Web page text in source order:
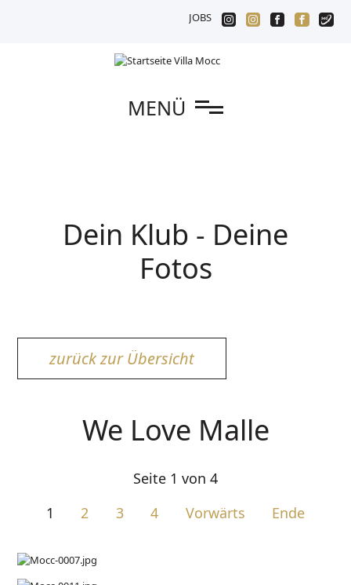
JOBS
MENÜ
Dein Klub - Deine
Fotos
zurück zur Übersicht
We Love Malle
Seite 1 von 4
1
2 3 4 Vorwärts Ende